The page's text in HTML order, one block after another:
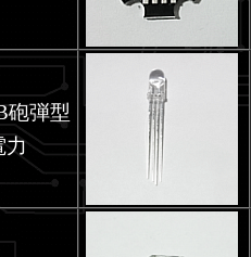
砲弾型
力